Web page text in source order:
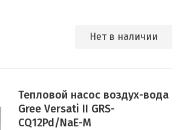
Нет в наличии
Тепловой насос воздух-вода
Gree Versati II GRS-
CQ12Pd/NaE-M